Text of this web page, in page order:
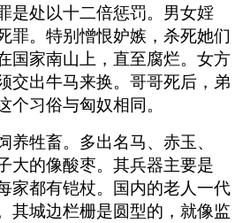
是处以十二倍惩罚。男女婬
罪。特别憎恨妒嫉，杀死她们
国家南山上，直至腐烂。女方
交出牛马来换。哥哥死后，弟
个习俗与匈奴相同。
养牲畜。多出名马、赤玉、
大的像酸枣。其兵器主要是
家都有铠杖。国内的老人一代
其城边栏栅是圆型的，就像监